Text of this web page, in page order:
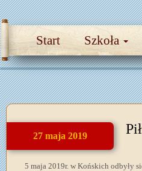
Start Szkoła
27 maja 2019
5 maja 2019r. w Końskich odbyły